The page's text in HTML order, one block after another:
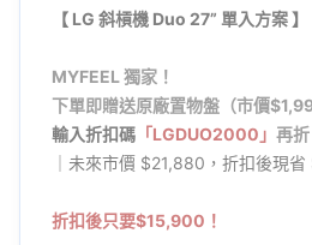
【 LG 斜槓機 Duo 27” 單入方案】
MYFEEL 獨家！
下單即贈送原廠置物盤（市價
輸入折扣碼「LGDUO2000」 再
｜未來市價 $21,880，折扣後現
折扣後只要$15,900！